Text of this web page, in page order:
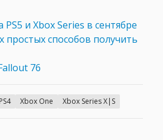
и Xbox Series в сентябре
простых способов получить
76
PS4 Xbox One Xbox Series X|S